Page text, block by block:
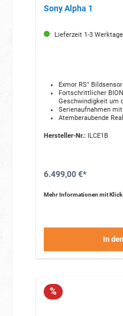
Sony Alpha 1
Lieferzeit 1-3 Werktage
Exmor RS"
Fortschrittlicher
Geschwindigkeit um
Serienaufnahmen mit
Atemberaubende
Hersteller-Nr.:ILCE1B
6.499,00 €*
Mehr Informationen mit Klick
In
%